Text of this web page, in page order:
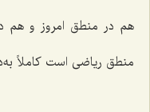
هم در منطق امروز و هم
منطق ریاضی است کاملاً